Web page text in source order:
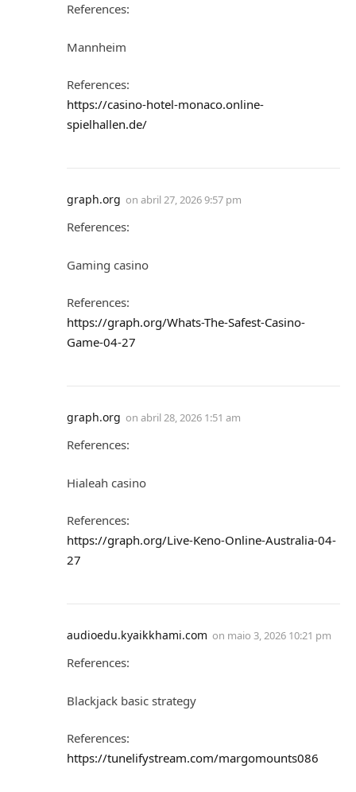
References:
Mannheim
References:
https://casino-hotel-monaco.online-
spielhallen.de/
graph.org on abril 27, 2026 9:57 pm
References:
Gaming casino
References:
https://graph.org/Whats-The-Safest-Casino-
Game-04-27
graph.org on abril 28, 2026 1:51 am
References:
Hialeah casino
References:
https://graph.org/Live-Keno-Online-Australia-04-
27
audioedu.kyaikkhami.com on maio 3, 2026 10:21 pm
References:
Blackjack basic strategy
References:
https://tunelifystream.com/margomounts086